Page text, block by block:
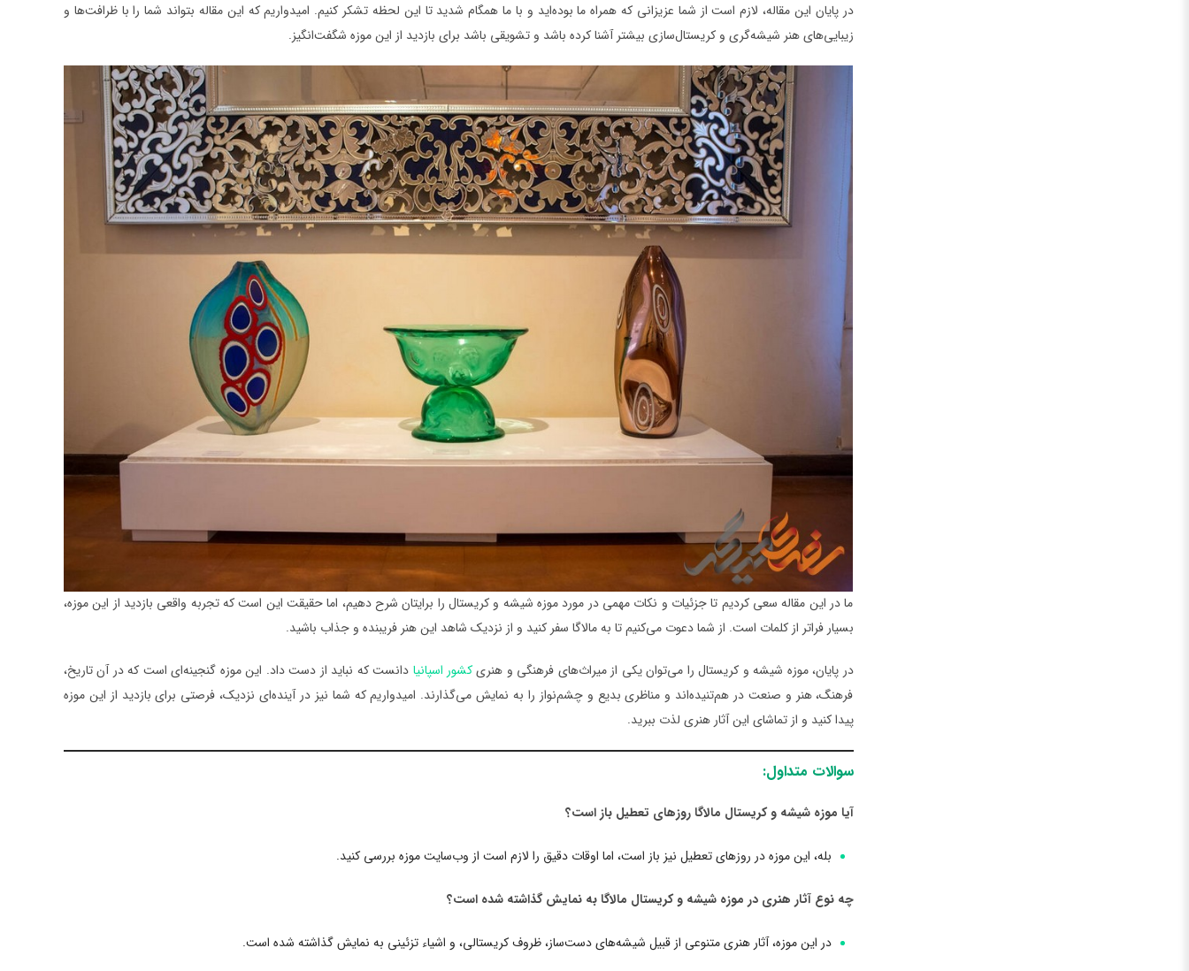
در پایان این مقاله، لازم است از شما عزیزانی که همراه ما بوده‌اید و با ما همگام شدید تا این لحظه تشکر کنیم. امیدواریم که این مقاله بتواند شما را با ظرافت‌ها و
زیبایی‌های هنر شیشه‌گری و کریستال‌سازی بیشتر آشنا کرده باشد و تشویقی باشد برای بازدید از این موزه شگفت‌انگیز.
ما در این مقاله سعی کردیم تا جزئیات و نکات مهمی در مورد موزه شیشه و کریستال را برایتان شرح دهیم، اما حقیقت این است که تجربه واقعی بازدید از این موزه،
بسیار فراتر از کلمات است. از شما دعوت می‌کنیم تا به مالاگا سفر کنید و از نزدیک شاهد این هنر فریبنده و جذاب باشید.
در پایان، موزه شیشه و کریستال را می‌توان یکی از میراث‌های فرهنگی و هنریکشور اسپانیا دانست که نباید از دست داد. این موزه گنجینه‌ای است که در آن تاریخ،
فرهنگ، هنر و صنعت در هم‌تنیده‌اند و مناظری بدیع و چشم‌نواز را به نمایش می‌گذارند. امیدواریم که شما نیز در آینده‌ای نزدیک، فرصتی برای بازدید از این موزه
پیدا کنید و از تماشای این آثار هنری لذت ببرید.
سوالات متداول:
آیا موزه شیشه و کریستال مالاگا روزهای تعطیل باز است؟
بله، این موزه در روزهای تعطیل نیز باز است، اما اوقات دقیق را لازم است از وب‌سایت موزه بررسی کنید.
چه نوع آثار هنری در موزه شیشه و کریستال مالاگا به نمایش گذاشته شده است؟
در این موزه، آثار هنری متنوعی از قبیل شیشه‌های دست‌ساز، ظروف کریستالی، و اشیاء تزئینی به نمایش گذاشته شده است.